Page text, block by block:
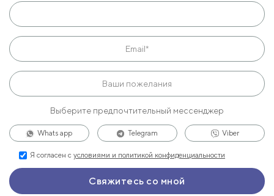
Выберите предпочтительный мессенджер
Whats app Telegram Viber
Я согласен с условиями и политикой конфиденциальности